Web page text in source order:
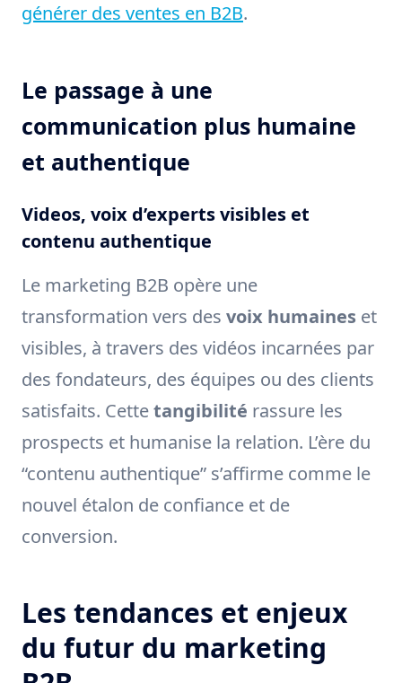
générer des ventes en B2B.
Le passage à une
communication plus humaine
et authentique
Videos, voix d’experts visibles et
contenu authentique
Le marketing B2B opère une
transformation vers des voix humaines et
visibles, à travers des vidéos incarnées par
des fondateurs, des équipes ou des clients
satisfaits. Cettetangibilité rassure les
prospects et humanise la relation. L’ère du
“contenu authentique” s’affirme comme le
nouvel étalon de confiance et de
conversion.
Les tendances et enjeux
du futur du marketing